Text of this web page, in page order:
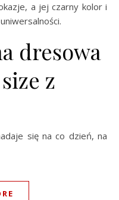
a jej czarny kolor i
dresowa
z
się na co dzień, na